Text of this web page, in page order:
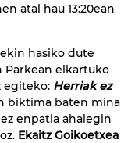
atal hau 13:20ean
hasiko dute
Parkean elkartuko
egiteko: Herriak ez
biktima baten mina
enpatia ahalegin
Ekaitz Goikoetxea